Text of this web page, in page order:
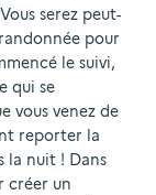
serez peut-
pour
le suivi,
qui se
vous venez de
reporter la
la nuit ! Dans
créer un